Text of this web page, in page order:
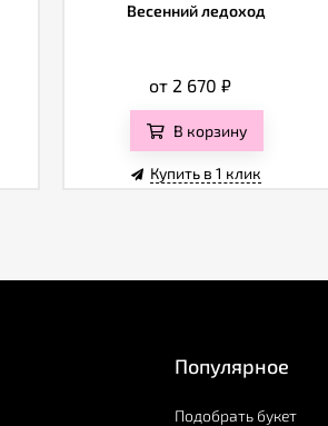
Весенний ледоход
от 2 670 ₽
В корзину
Купить в 1 клик
Популярное
Подобрать букет